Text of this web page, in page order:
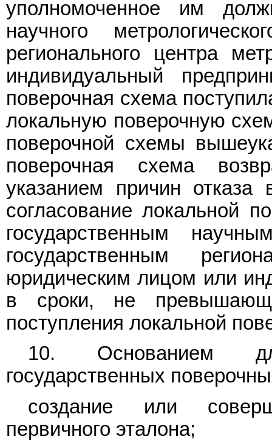
уполномоченное им
научного
регионального центра
индивидуальный
поверочная схема
локальную поверочную
поверочной схемы
поверочная схема
указанием причин отказа
согласование локальной
государственным
государственным
юридическим лицом или
в сроки, не
поступления локальной
10. Основанием
государственных
создание или
первичного эталона;